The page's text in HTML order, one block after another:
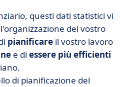
questi dati statistici vi
del vostro
pianificare il vostro lavoro
e di essere più efficienti
di pianificazione del